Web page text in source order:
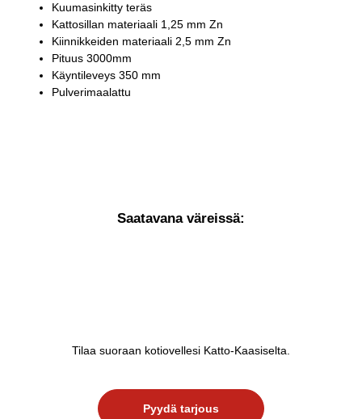
Kuumasinkitty teräs
Kattosillan materiaali 1,25 mm Zn
Kiinnikkeiden materiaali 2,5 mm Zn
Pituus 3000mm
Käyntileveys 350 mm
Pulverimaalattu
Saatavana väreissä:
Tilaa suoraan kotiovellesi Katto-Kaasiselta.
Pyydä tarjous